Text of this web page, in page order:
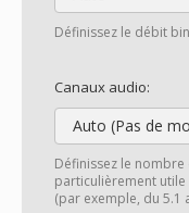
Définissez le débit
Canaux audio:
Auto (Pas de
Définissez le
particulièrement
(par exemple, du 5.1